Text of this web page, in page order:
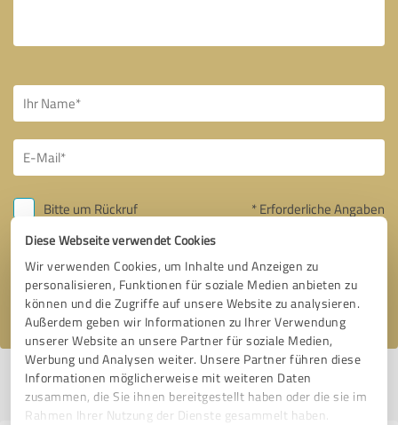
Diese Webseite verwendet Cookies
Wir verwenden Cookies, um Inhalte und Anzeigen zu
personalisieren, Funktionen für soziale Medien anbieten zu
können und die Zugriffe auf unsere Website zu analysieren.
Außerdem geben wir Informationen zu Ihrer Verwendung
unserer Website an unsere Partner für soziale Medien,
Werbung und Analysen weiter. Unsere Partner führen diese
Informationen möglicherweise mit weiteren Daten
zusammen, die Sie ihnen bereitgestellt haben oder die sie im
Rahmen Ihrer Nutzung der Dienste gesammelt haben.
Bitte um Rückruf * Erforderliche Angaben
Ich stimme denDatenschutzbestimmungenzu.
Profil aktiv seit 20.01.2023 |Letzte Aktualisierung: 20.01.2023
melden